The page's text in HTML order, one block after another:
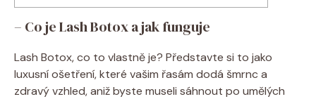
– Co je Lash Botox a jak funguje
Lash Botox, co to vlastně je? Představte si to jako
luxusní ošetření, které vašim řasám dodá šmrnc a
zdravý vzhled, aniž byste museli sáhnout po umělých